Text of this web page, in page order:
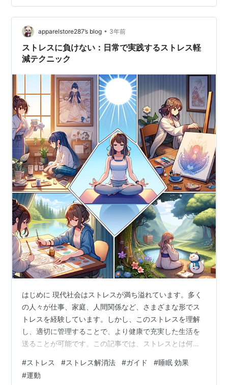
調を崩していたりで寝るのが遅くなるのが続いており 就
寝が日が変わってから・・・というのも数日続きまし
た。 朝起きてからも頭が痛い。なんとなくしんど
い。。。という毎日に。 睡眠不足は頭痛や体調不良の原
因にもなりますが、他にも ホルモンバラン…
apparelstore287’s blog • 3年前
ストレスに負けない：日常で実践するストレス軽
減テクニック
はじめに 現代社会はストレスが満ち溢れています。多く
の人々が仕事、家庭、人間関係など、さまざまな形でス
トレスを経験しています。しかし、このストレスを理解
し、適切に管理することで、より健康で充実した生活を
送ることが可能です。この記事では、ストレスとは何
生活でストレスをためないための方法について探求しま
す。 ストレスとは ストレスは、私たちの日常生活におい
#ストレス #ストレス解消法 #ガイド #睡眠 効果
#運動